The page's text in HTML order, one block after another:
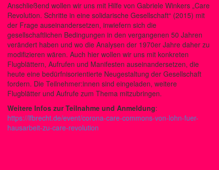
Anschließend wollen wir uns mit Hilfe von Gabriele Winkers „Care
Revolution. Schritte in eine solidarische Gesellschaft“ (2015) mit
der Frage auseinandersetzen, inwiefern sich die
gesellschaftlichen Bedingungen in den vergangenen 50 Jahren
verändert haben und wo die Analysen der 1970er Jahre daher zu
modifizieren wären. Auch hier wollen wir uns mit konkreten
Flugblättern, Aufrufen und Manifesten auseinandersetzen, die
heute eine bedürfnisorientierte Neugestaltung der Gesellschaft
fordern. Die Teilnehmer:innen sind eingeladen, weitere
Flugblätter und Aufrufe zum Thema mitzubringen.
Weitere Infos zur Teilnahme und Anmeldung:
https://lfbrecht.de/event/corona-care-commons-von-lohn-fuer-
hausarbeit-zu-care-revolution